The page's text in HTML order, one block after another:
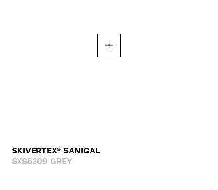
SKIVERTEX® SANIGAL
SXS5309 GREY